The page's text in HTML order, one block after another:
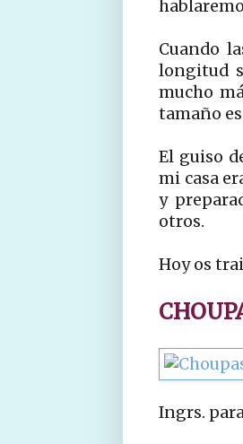
Cuando
longitud
mucho
tamaño
El guiso
mi casa
y
otros.
Hoy os
Ingrs.